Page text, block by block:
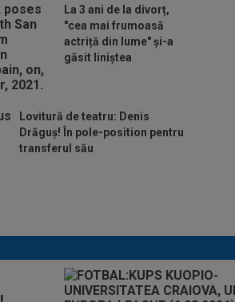
La 3 ani de la divorț,
"cea mai frumoasă
actriță din lume" și-a
găsit liniștea
Lovitură de teatru: Denis
Drăguș! În pole-position pentru
transferul său